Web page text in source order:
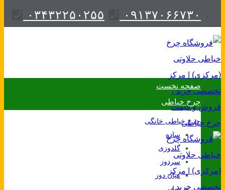
۰۹۱۳۷۰۶۶۷۳۰ ۰۳۴۳۲۲۵۰۲۵۵
صفحه نخست
چرخ خیاطی
چرخ خیاطی خانگی
ساده
گلدوزی
سردوز
میان دوز